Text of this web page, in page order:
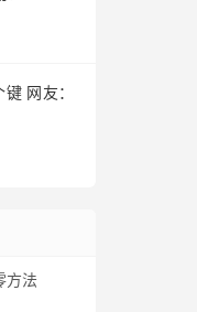
网友：
方法